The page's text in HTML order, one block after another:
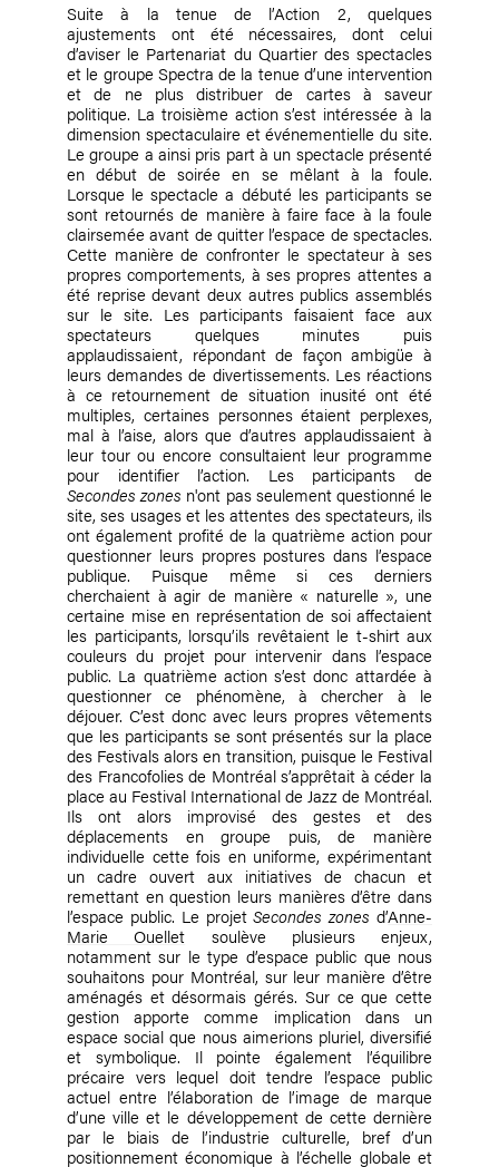
Suite à la tenue de l’Action 2, quelques
ajustements ont été nécessaires, dont celui
d’aviser le Partenariat du Quartier des spectacles
et le groupe Spectra de la tenue d’une intervention
et de ne plus distribuer de cartes à saveur
politique. La troisième action s’est intéressée à la
dimension spectaculaire et événementielle du site.
Le groupe a ainsi pris part à un spectacle présenté
en début de soirée en se mêlant à la foule.
Lorsque le spectacle a débuté les participants se
sont retournés de manière à faire face à la foule
clairsemée avant de quitter l’espace de spectacles.
Cette manière de confronter le spectateur à ses
propres comportements, à ses propres attentes a
été reprise devant deux autres publics assemblés
sur le site. Les participants faisaient face aux
spectateurs quelques minutes puis
applaudissaient, répondant de façon ambigüe à
leurs demandes de divertissements. Les réactions
à ce retournement de situation inusité ont été
multiples, certaines personnes étaient perplexes,
mal à l’aise, alors que d’autres applaudissaient à
leur tour ou encore consultaient leur programme
pour identifier l’action. Les participants de
Secondes zones n'ont pas seulement questionné le
site, ses usages et les attentes des spectateurs, ils
ont également profité de la quatrième action pour
questionner leurs propres postures dans l’espace
publique. Puisque même si ces derniers
cherchaient à agir de manière « naturelle », une
certaine mise en représentation de soi affectaient
les participants, lorsqu’ils revêtaient le t-shirt aux
couleurs du projet pour intervenir dans l’espace
public. La quatrième action s’est donc attardée à
questionner ce phénomène, à chercher à le
déjouer. C’est donc avec leurs propres vêtements
que les participants se sont présentés sur la place
des Festivals alors en transition, puisque le Festival
des Francofolies de Montréal s’apprêtait à céder la
place au Festival International de Jazz de Montréal.
Ils ont alors improvisé des gestes et des
déplacements en groupe puis, de manière
individuelle cette fois en uniforme, expérimentant
un cadre ouvert aux initiatives de chacun et
remettant en question leurs manières d’être dans
l’espace public. Le projetSecondes zones d’Anne-
Marie Ouellet soulève plusieurs enjeux,
notamment sur le type d’espace public que nous
souhaitons pour Montréal, sur leur manière d’être
aménagés et désormais gérés. Sur ce que cette
gestion apporte comme implication dans un
espace social que nous aimerions pluriel, diversifié
et symbolique. Il pointe également l’équilibre
précaire vers lequel doit tendre l’espace public
actuel entre l’élaboration de l’image de marque
d’une ville et le développement de cette dernière
par le biais de l’industrie culturelle, bref d’un
positionnement économique à l’échelle globale et